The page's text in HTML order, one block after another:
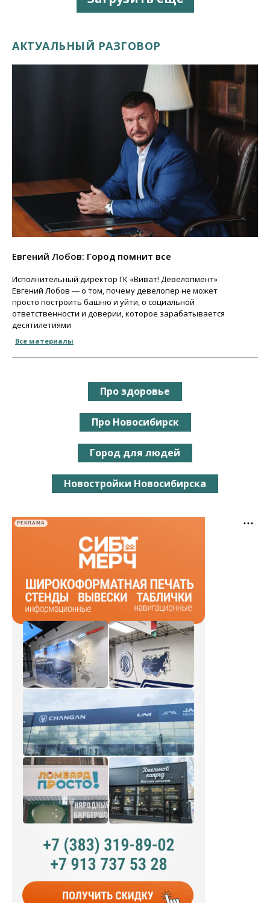
АКТУАЛЬНЫЙ РАЗГОВОР
Евгений Лобов: Город помнит все
Исполнительный директор ГК «Виват! Девелопмент»
Евгений Лобов ― о том, почему девелопер не может
просто построить башню и уйти, о социальной
ответственности и доверии, которое зарабатывается
десятилетиями
Все материалы
Про здоровье
Про Новосибирск
Город для людей
Новостройки Новосибирска
РЕКЛАМА